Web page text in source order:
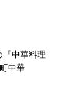
中華料理
中華